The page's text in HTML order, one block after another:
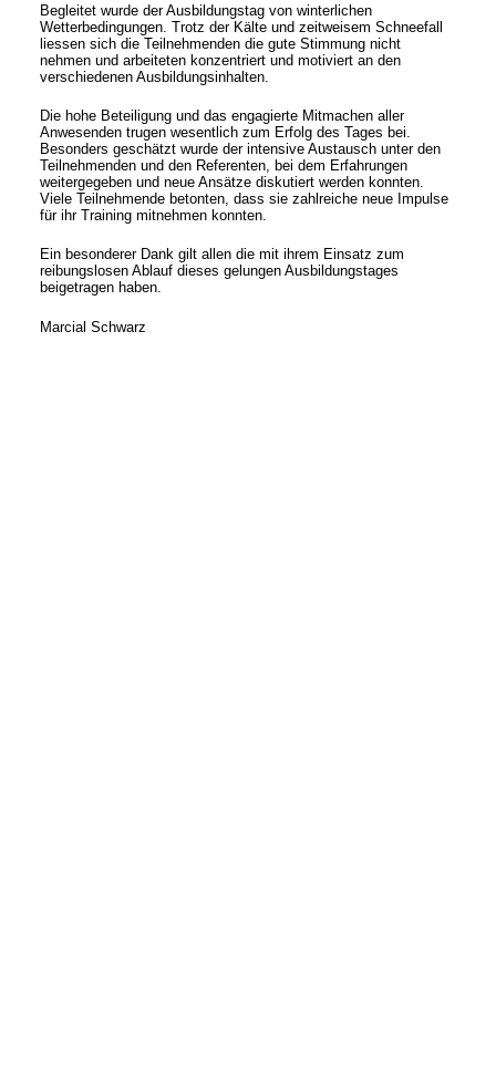
Begleitet wurde der Ausbildungstag von winterlichen
Wetterbedingungen. Trotz der Kälte und zeitweisem Schneefall
liessen sich die Teilnehmenden die gute Stimmung nicht
nehmen und arbeiteten konzentriert und motiviert an den
verschiedenen Ausbildungsinhalten.
Die hohe Beteiligung und das engagierte Mitmachen aller
Anwesenden trugen wesentlich zum Erfolg des Tages bei.
Besonders geschätzt wurde der intensive Austausch unter den
Teilnehmenden und den Referenten, bei dem Erfahrungen
weitergegeben und neue Ansätze diskutiert werden konnten.
Viele Teilnehmende betonten, dass sie zahlreiche neue Impulse
für ihr Training mitnehmen konnten.
Ein besonderer Dank gilt allen die mit ihrem Einsatz zum
reibungslosen Ablauf dieses gelungen Ausbildungstages
beigetragen haben.
Marcial Schwarz